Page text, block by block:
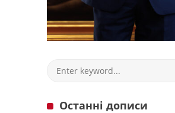
Українська
Останні дописи